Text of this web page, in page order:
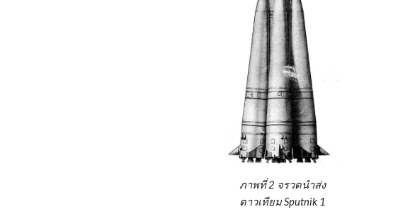
ภาพที่ 2 จรวดนำส่ง
ดาวเทียม Sputnik 1